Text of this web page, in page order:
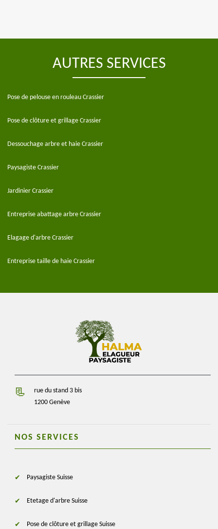
AUTRES SERVICES
Pose de pelouse en rouleau Crassier
Pose de clôture et grillage Crassier
Dessouchage arbre et haie Crassier
Paysagiste Crassier
Jardinier Crassier
Entreprise abattage arbre Crassier
Elagage d'arbre Crassier
Entreprise taille de haie Crassier
rue du stand 3 bis
1200 Genève
NOS SERVICES
Paysagiste Suisse
Etetage d'arbre Suisse
Pose de clôture et grillage Suisse